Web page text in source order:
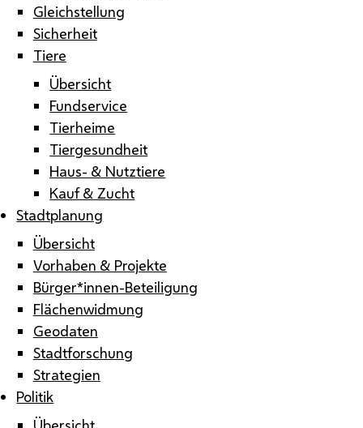
Gleichstellung
Sicherheit
Tiere
Übersicht
Fundservice
Tierheime
Tiergesundheit
Haus- & Nutztiere
Kauf & Zucht
Stadtplanung
Übersicht
Vorhaben & Projekte
Bürger*innen-Beteiligung
Flächenwidmung
Geodaten
Stadtforschung
Strategien
Politik